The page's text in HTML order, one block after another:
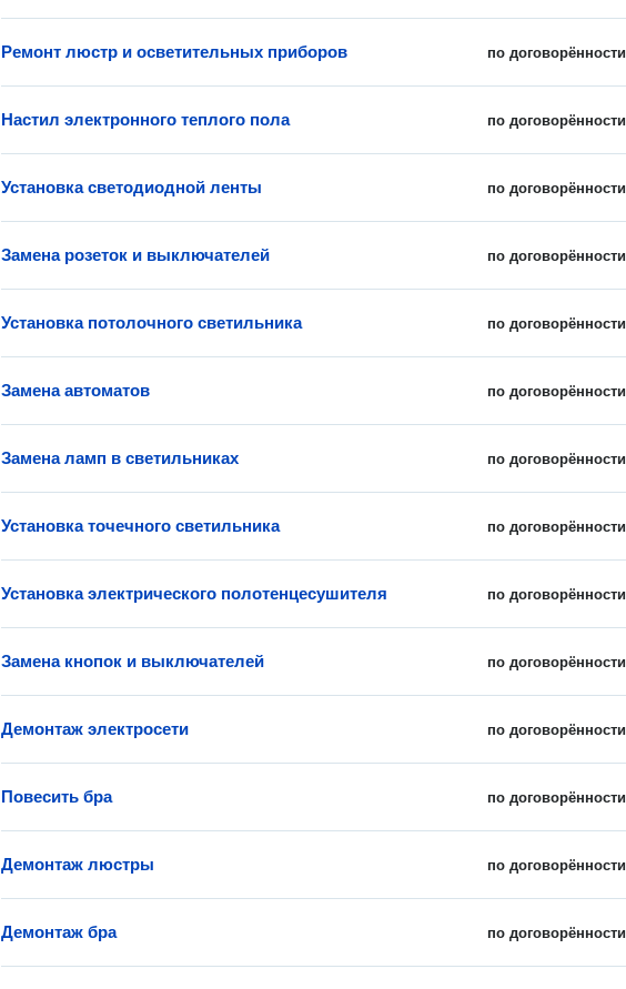
по договорённости
Ремонт люстр и осветительных приборов
по договорённости
Настил электронного теплого пола
по договорённости
Установка светодиодной ленты
по договорённости
Замена розеток и выключателей
по договорённости
Установка потолочного светильника
по договорённости
Замена автоматов
по договорённости
Замена ламп в светильниках
по договорённости
Установка точечного светильника
по договорённости
Установка электрического полотенцесушителя
по договорённости
Замена кнопок и выключателей
по договорённости
Демонтаж электросети
по договорённости
Повесить бра
по договорённости
Демонтаж люстры
по договорённости
Демонтаж бра